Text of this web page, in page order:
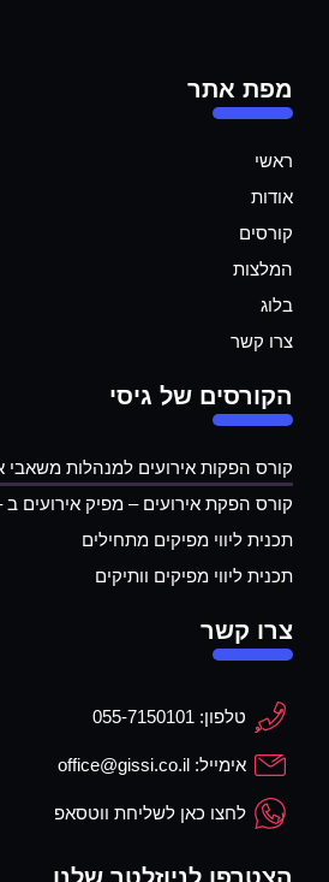
מפת אתר
ראשי
אודות
קורסים
המלצות
בלוג
צרו קשר
הקורסים של גיסי
קורס הפקות אירועים למנהלות משאבי
קורס הפקת אירועים – מפיק אירועים ב – 6
תכנית ליווי מפיקים מתחילים
תכנית ליווי מפיקים וותיקים
צרו קשר
טלפון: 055-7150101
אימייל: office@gissi.co.il
לחצו כאן לשליחת ווטסאפ